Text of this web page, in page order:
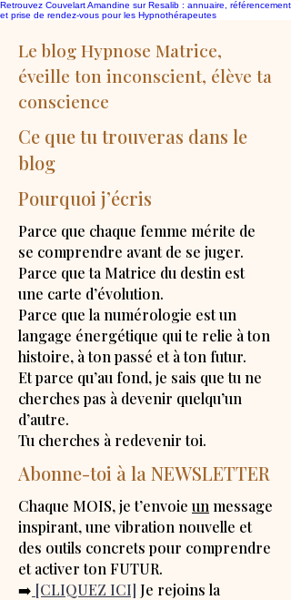
Retrouvez Couvelart Amandine sur Resalib : annuaire, référencement
et prise de rendez-vous pour les Hypnothérapeutes
Le blog Hypnose Matrice,
éveille ton inconscient, élève ta
conscience
Ce que tu trouveras dans le
blog
Pourquoi j’écris
Parce que chaque femme mérite de
se comprendre avant de se juger.
Parce que ta Matrice du destin est
une carte d’évolution.
Parce que la numérologie est un
langage énergétique qui te relie à ton
histoire, à ton passé et à ton futur.
Et parce qu’au fond, je sais que tu ne
cherches pas à devenir quelqu’un
d’autre.
Tu cherches à redevenir toi.
Abonne-toi à la NEWSLETTER
Chaque MOIS, je t’envoie un message
inspirant, une vibration nouvelle et
des outils concrets pour comprendre
et activer ton FUTUR.
➡️ [CLIQUEZ ICI] Je rejoins la